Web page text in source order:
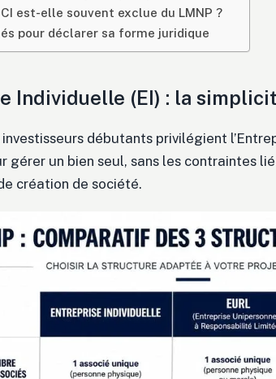
est-elle souvent exclue du LMNP ?
pour déclarer sa forme juridique
Individuelle (EI) : la
débutants privilégient
gérer un bien seul, sans les contraintes
création de société.